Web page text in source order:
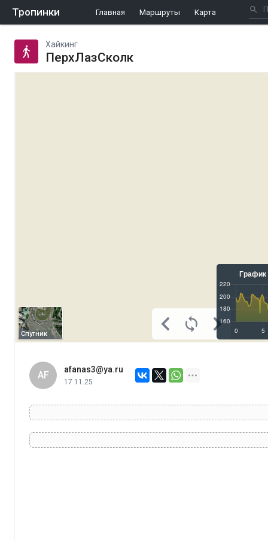
Тропинки Главная Маршруты Карта
Хайкинг
ПерхЛазСколк
Спутник
AF
afanas3@ya.ru
17.11.25